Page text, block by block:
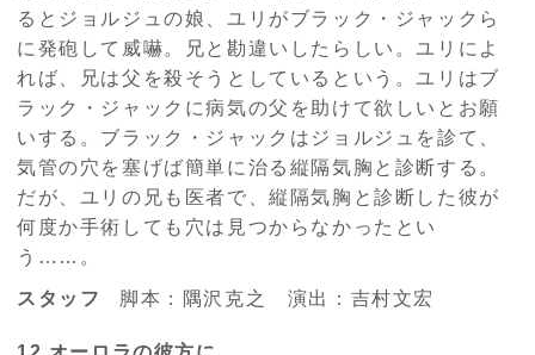
るとジョルジュの娘、ユリがブラック・ジャックら
に発砲して威嚇。兄と勘違いしたらしい。ユリによ
れば、兄は父を殺そうとしているという。ユリはブ
ラック・ジャックに病気の父を助けて欲しいとお願
いする。ブラック・ジャックはジョルジュを診て、
気管の穴を塞げば簡単に治る縦隔気胸と診断する。
だが、ユリの兄も医者で、縦隔気胸と診断した彼が
何度か手術しても穴は見つからなかったとい
う……。
スタッフ 脚本：隅沢克之 演出：吉村文宏